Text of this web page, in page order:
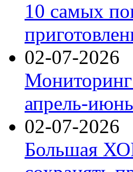
10 самых
02-07-2026
апрель-
02-07-2026
Большая